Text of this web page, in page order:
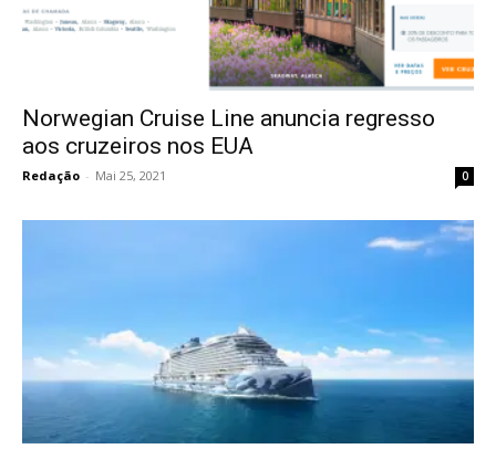
Norwegian Cruise Line anuncia regresso
aos cruzeiros nos EUA
Redação - Mai 25, 2021 0